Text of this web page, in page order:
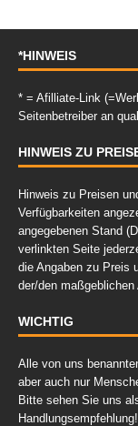
*HINWEIS
* = Afilliate-Link
Seitenbetreiber an
HINWEIS ZU
Hinweis zu Preisen
Verfügbarkeiten
angegebenen Stand
verlinkten Seite
die Angaben zu Preis
der/den
WICHTIG
Alle von uns
aber auch nur
Bitte sehen Sie uns
Handlungsempfehlung!